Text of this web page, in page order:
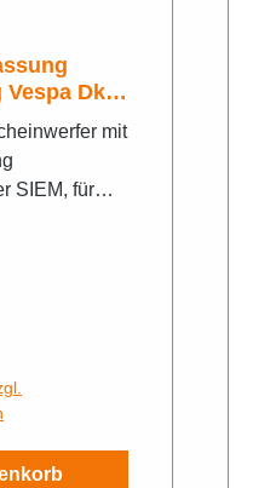
Dkw
mit
SIEM, für
150 VL2
1956-
150 GS
Soffitte